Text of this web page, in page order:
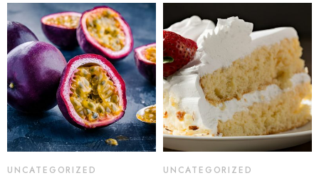
UNCATEGORIZED UNCATEGORIZED